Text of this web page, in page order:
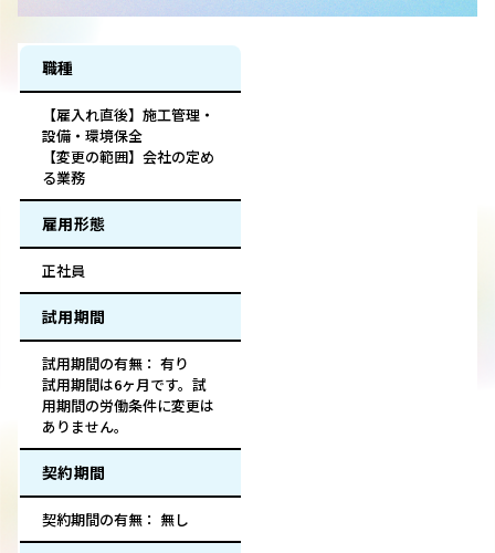
職種
【雇入れ直後】施工管理・
設備・環境保全
【変更の範囲】会社の定め
る業務
雇用形態
正社員
試用期間
試用期間の有無： 有り
試用期間は6ヶ月です。試
用期間の労働条件に変更は
ありません。
契約期間
契約期間の有無： 無し